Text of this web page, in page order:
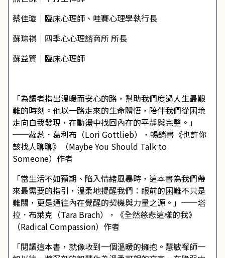
蔡佳璇｜臨床心理師、哇賽心理學執行長
蘇琮祺│四季心心理諮商所 所長
蘇益賢｜臨床心理師
「為讀者指出溫暖而安心的路，幫助我們度過人生最艱
難的時刻。他以一路走來的生命體悟，陪伴我們從困境
走向自我發現，在動盪中找回內在的平靜與完整。」
──蘿蕊．葛利布（Lori Gottlieb），暢銷書《也許你
該找人聊聊》（Maybe You Should Talk to
Someone）作者
「當生活不如預期、陷入情緒風暴時，這本書為我們帶
來最需要的指引，溫柔地提醒我們：眼前的困難不只是
難關，更是通往內在覺醒的契機與力量之源。」──塔
拉．布萊克（Tara Brach），《全然慈悲這樣的我》
（Radical Compassion）作者
「閱讀這本書，就像收到一個溫暖的擁抱。慧敏禪師一